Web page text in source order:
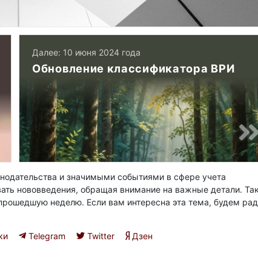
Далее: 10 июня 2024 года
Обновление классификатора ВРИ
и значимыми событиями в сфере учета
нововведения, обращая внимание на важные детали.
неделю. Если вам интересна эта тема, будем
Telegram Twitter Дзен